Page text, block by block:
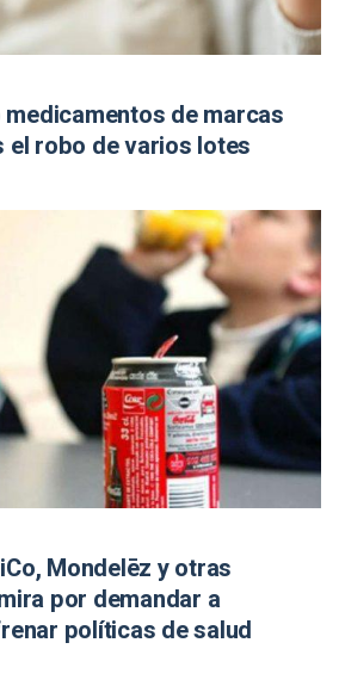
de marcas
robo de varios lotes
Mondelēz y otras
por demandar a
políticas de salud